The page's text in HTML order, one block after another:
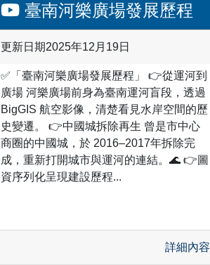
臺南河樂廣場發展歷程
更新日期2025年12月19日
✅「臺南河樂廣場發展歷程」 👉從運河到
廣場 河樂廣場前身為臺南運河盲段，透過
BigGIS 航空影像，清楚看見水岸空間的歷
史變遷。 👉中國城拆除再生 曾是市中心
商圈的中國城，於 2016–2017年拆除完
成，重新打開城市與運河的連結。🌊 👉圖
資序列化呈現建設歷程...
詳細內容